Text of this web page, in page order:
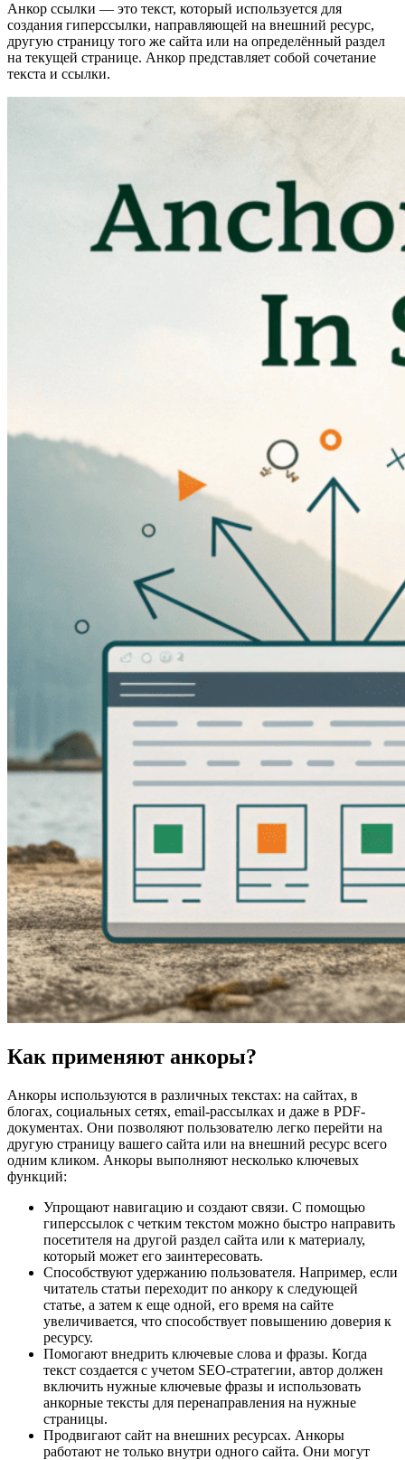
Анкор ссылки — это текст, который используется для
создания гиперссылки, направляющей на внешний ресурс,
другую страницу того же сайта или на определённый раздел
на текущей странице. Анкор представляет собой сочетание
текста и ссылки.
Как применяют анкоры?
Анкоры используются в различных текстах: на сайтах, в
блогах, социальных сетях, email-рассылках и даже в PDF-
документах. Они позволяют пользователю легко перейти на
другую страницу вашего сайта или на внешний ресурс всего
одним кликом. Анкоры выполняют несколько ключевых
функций:
Упрощают навигацию и создают связи. С помощью
гиперссылок с четким текстом можно быстро направить
посетителя на другой раздел сайта или к материалу,
который может его заинтересовать.
Способствуют удержанию пользователя. Например, если
читатель статьи переходит по анкору к следующей
статье, а затем к еще одной, его время на сайте
увеличивается, что способствует повышению доверия к
ресурсу.
Помогают внедрить ключевые слова и фразы. Когда
текст создается с учетом SEO-стратегии, автор должен
включить нужные ключевые фразы и использовать
анкорные тексты для перенаправления на нужные
страницы.
Продвигают сайт на внешних ресурсах. Анкоры
работают не только внутри одного сайта. Они могут